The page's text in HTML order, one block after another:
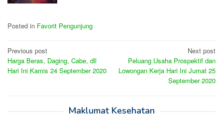
Posted in Favorit Pengunjung
Post
navigation
Previous post
Harga Beras, Daging, Cabe, dll
Hari Ini Kamis 24 September 2020
Next post
Peluang Usaha Prospektif dan
Lowongan Kerja Hari Ini Jumat 25
September 2020
Maklumat Kesehatan